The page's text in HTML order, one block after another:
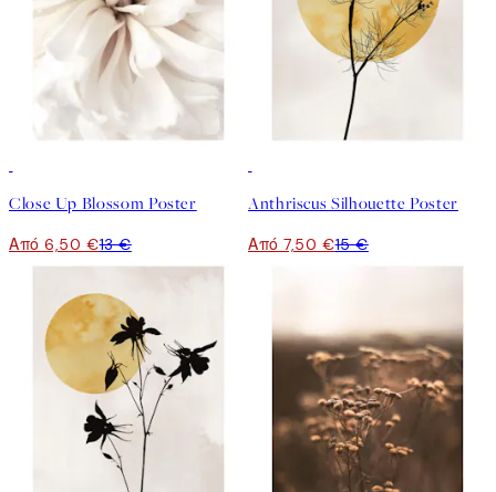
Close Up Blossom Poster
Από 6,50 €13 €
Anthriscus Silhouette Poster
Από 7,50 €15 €